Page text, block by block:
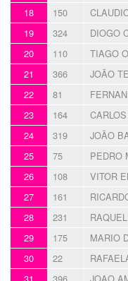
18 150
19 324 DIOGO
20 110 TIAGO
21 366 JOÃO
22 81
23 164
24 319 JOÃO
25 75 PEDRO
26 108 VITOR
27 161
28 231
29 175 MARIO
30 22